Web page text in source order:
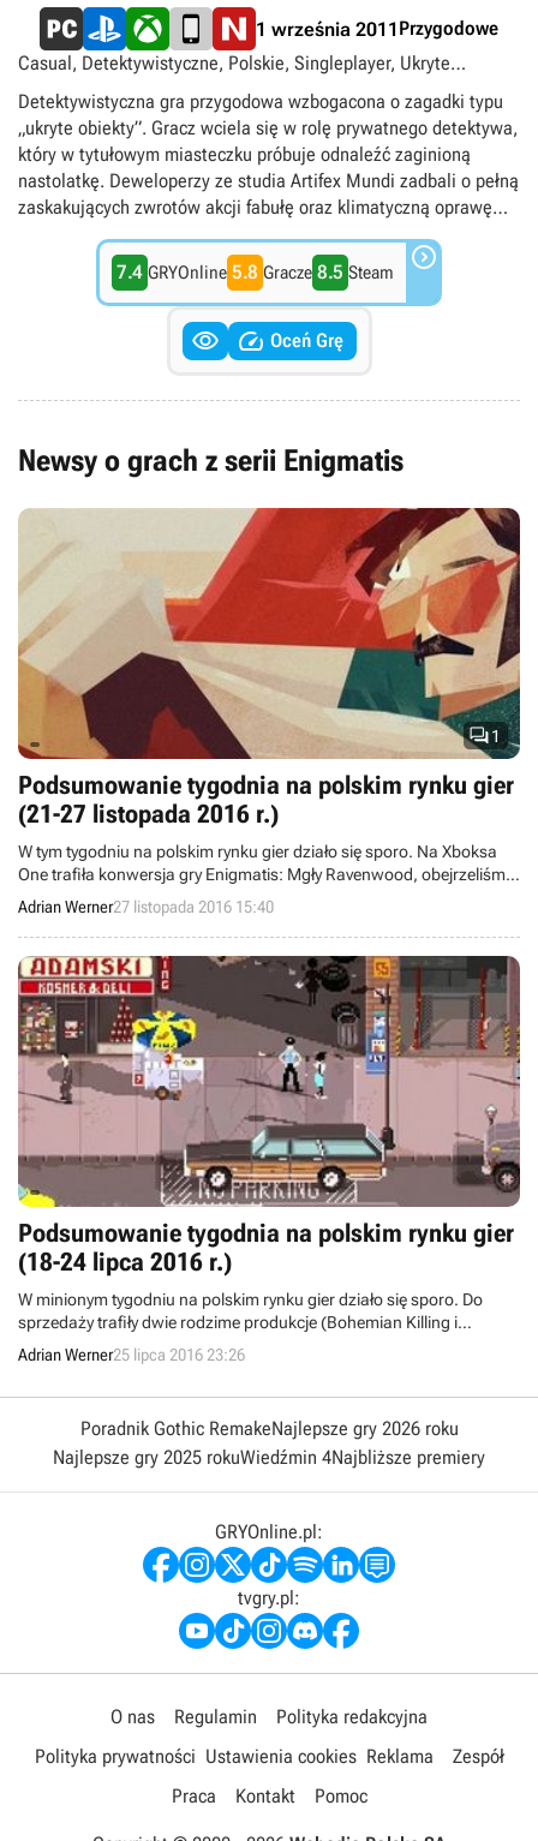
1 września 2011 Przygodowe
Casual, Detektywistyczne, Polskie, Singleplayer, Ukryte
przedmioty
Detektywistyczna gra przygodowa wzbogacona o zagadki typu
„ukryte obiekty”. Gracz wciela się w rolę prywatnego detektywa,
który w tytułowym miasteczku próbuje odnaleźć zaginioną
nastolatkę. Deweloperzy ze studia Artifex Mundi zadbali o pełną
zaskakujących zwrotów akcji fabułę oraz klimatyczną oprawę
audio-wizualną.
7.4 GRYOnline 5.8 Gracze 8.5 Steam 
  Oceń Grę
Newsy o grach z serii Enigmatis
1
Podsumowanie tygodnia na polskim rynku gier
(21-27 listopada 2016 r.)
W tym tygodniu na polskim rynku gier działo się sporo. Na Xboksa
One trafiła konwersja gry Enigmatis: Mgły Ravenwood, obejrzeliśmy
także nowy zwiastun skradanki Serial Cleaner i poznaliśmy wyniki
sprzedaży magazynów branżowych za sierpień tego roku. Ponadto
dowiedzieliśmy się, że na PlayStation 4 zmierza port Clockwork
Tales: Of Glass and Ink.
Adrian Werner27 listopada 2016 15:40
Podsumowanie tygodnia na polskim rynku gier
(18-24 lipca 2016 r.)
W minionym tygodniu na polskim rynku gier działo się sporo. Do
sprzedaży trafiły dwie rodzime produkcje (Bohemian Killing i
Enigmatis 3), obejrzeliśmy świeży zwiastun obiecującego Beat Cop,
ponadto zapowiedziano polskie wydania Shadow Warrior 2
Adrian Werner25 lipca 2016 23:26
Poradnik Gothic RemakeNajlepsze gry 2026 roku
Najlepsze gry 2025 rokuWiedźmin 4Najbliższe premiery
GRYOnline.pl:
tvgry.pl:
O nas Regulamin
Polityka redakcyjna
Polityka prywatności Ustawienia cookies Reklama
Zespół
Praca
Kontakt Pomoc